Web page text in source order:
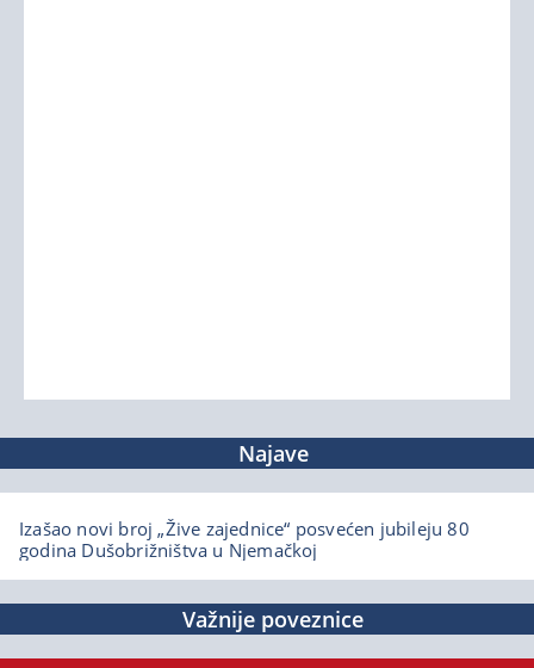
Najave
Izašao novi broj „Žive zajednice“ posvećen jubileju 80
godina Dušobrižništva u Njemačkoj
Važnije poveznice